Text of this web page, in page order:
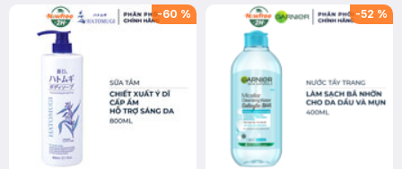
(SL có hạn)
-60 % -52 %